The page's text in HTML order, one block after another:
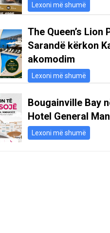
Lexoni më shumë
The Queen’s Lion
Sarandë kërkon
akomodim
Lexoni më shumë
Bougainville Bay
Hotel General
Lexoni më shumë